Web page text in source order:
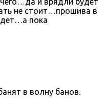
не стоит…прошива в
пока
в волну банов.